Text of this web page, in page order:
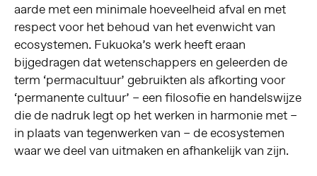
aarde met een minimale hoeveelheid afval en met
respect voor het behoud van het evenwicht van
ecosystemen. Fukuoka’s werk heeft eraan
bijgedragen dat wetenschappers en geleerden de
term ‘permacultuur’ gebruikten als afkorting voor
‘permanente cultuur’ – een filosofie en handelswijze
die de nadruk legt op het werken in harmonie met –
in plaats van tegenwerken van – de ecosystemen
waar we deel van uitmaken en afhankelijk van zijn.